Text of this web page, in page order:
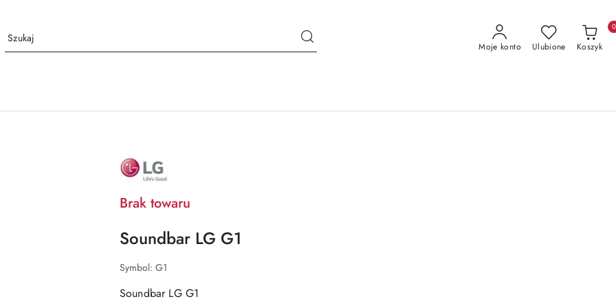
Moje konto Ulubione Koszyk
0
NAZWA
PRODUCENTA:
LG
Brak towaru
Soundbar LG G1
Symbol: G1
Soundbar LG G1